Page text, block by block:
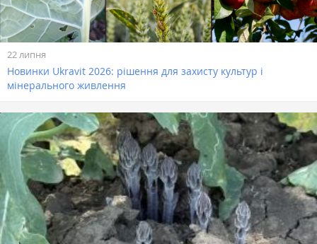
22 липня
Новинки Ukravit 2026: рішення для захисту культур і
мінерального живлення